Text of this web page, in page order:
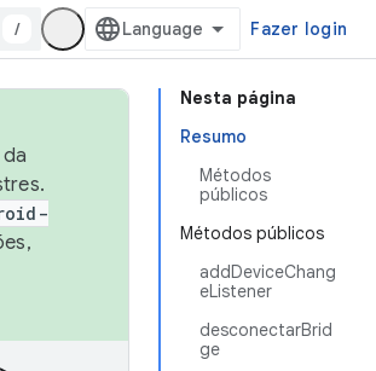
/ Fazer login
Nesta página
Resumo
Métodos
públicos
Métodos públicos
addDeviceChang
eListener
desconectarBrid
ge